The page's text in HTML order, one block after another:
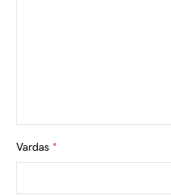
Vardas *